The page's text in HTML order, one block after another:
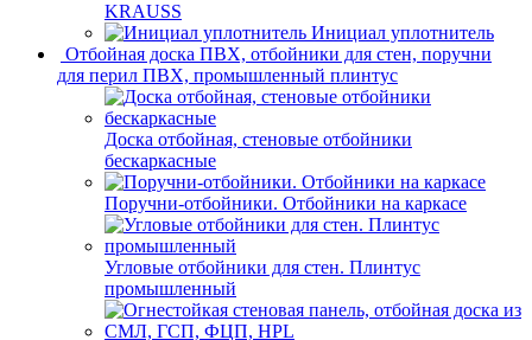
KRAUSS
Инициал уплотнитель
Отбойная доска ПВХ, отбойники для стен, поручни
для перил ПВХ, промышленный плинтус
Доска отбойная, стеновые отбойники
бескаркасные
Поручни-отбойники. Отбойники на каркасе
Угловые отбойники для стен. Плинтус
промышленный